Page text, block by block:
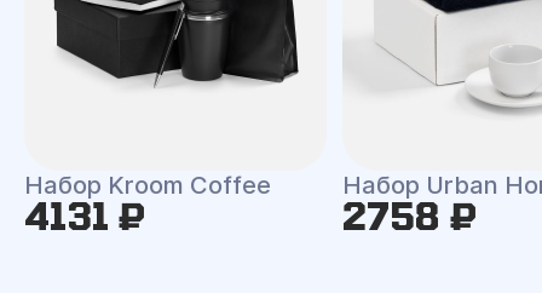
Набор Kroom Coffee
4131 ₽
Набор Urban
2758 ₽